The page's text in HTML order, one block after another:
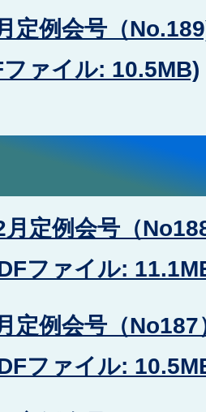
定例会号（
ァイル: 10.5MB)
定例会号（
ファイル:
定例会号（
ファイル: